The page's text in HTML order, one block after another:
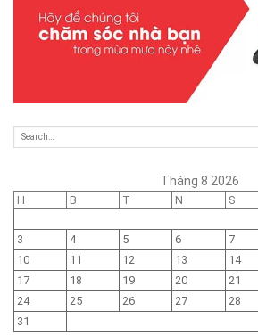
Tháng 8 2026
H B T N S
3
4 5 6 7
10
11 12 13 14
17
18 19 20 21
24
25 26 27 28
31